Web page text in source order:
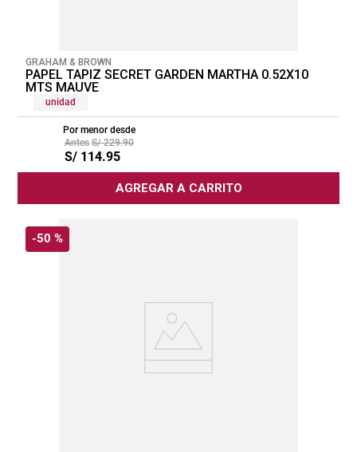
GRAHAM & BROWN
PAPEL TAPIZ SECRET GARDEN MARTHA 0.52X10
MTS MAUVE
unidad
Por menor desde
S/ 229.90
S/ 114.95
AGREGAR A CARRITO
-50 %